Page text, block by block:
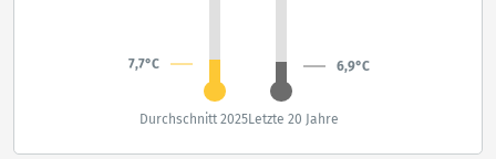
7,7°C 6,9°C
Durchschnitt 2025Letzte 20 Jahre